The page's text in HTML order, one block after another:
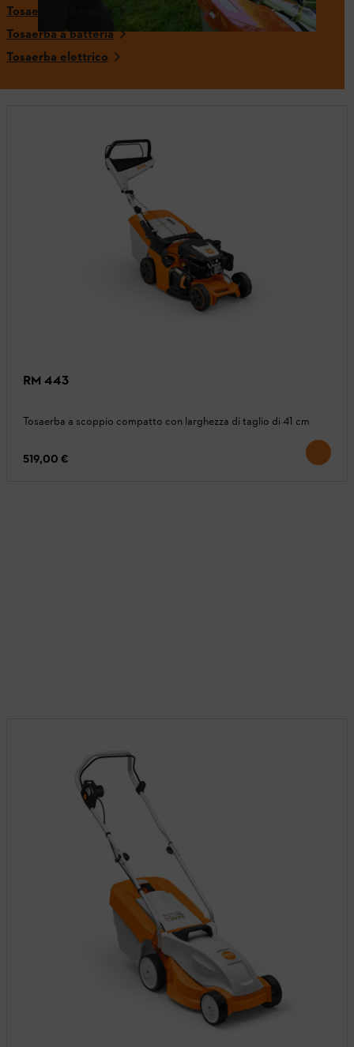
Tosaerba a benzina
Tosaerba a batteria
Tosaerba elettrico
RM 443
Tosaerba a scoppio compatto con larghezza di taglio di 41 cm
519,00 €